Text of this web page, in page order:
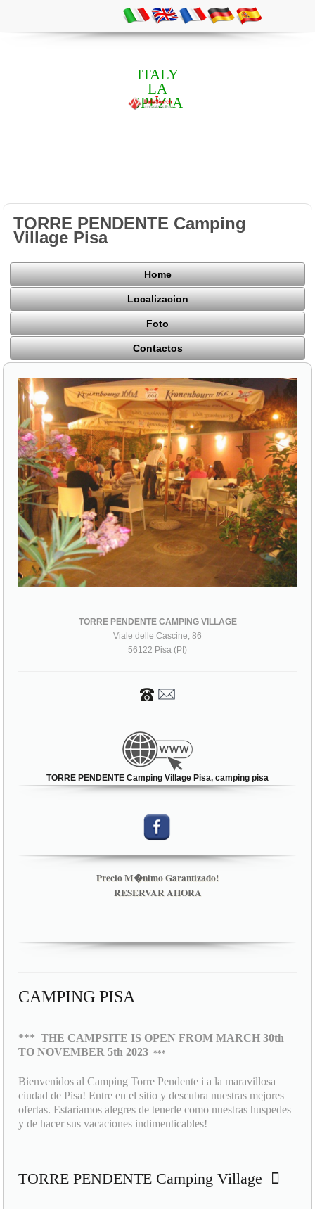
ITALY
LA
SPEZIA
TORRE PENDENTE Camping
Village Pisa
Home
Localizacion
Foto
Contactos
TORRE PENDENTE CAMPING VILLAGE
Viale delle Cascine, 86
56122 Pisa (PI)
TORRE PENDENTE Camping Village Pisa, camping pisa
Precio M�nimo Garantizado!
RESERVAR AHORA
CAMPING PISA
*** THE CAMPSITE IS OPEN FROM MARCH 30th
TO NOVEMBER 5th 2023
***
Bienvenidos al Camping Torre Pendente i a la maravillosa
ciudad de Pisa! Entre en el sitio y descubra nuestras mejores
ofertas. Estariamos alegres de tenerle como nuestras huspedes
y de hacer sus vacaciones indimenticables!
TORRE PENDENTE Camping Village